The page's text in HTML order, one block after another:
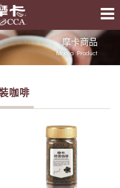
摩卡商品
Mocca Product
咖啡